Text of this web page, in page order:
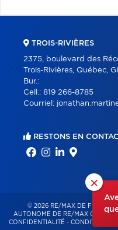
×
TROIS-RIVIÈRES
2375, boulevard des
Trois-Rivières, Québec,
Bur.:
Cell.: 819 266-8785
Courriel:
RESTONS EN
© 2026 RE/MAX DE
AUTONOME DE RE/MAX QUÉBEC
CONFIDENTIALITÉ - CONDITIONS